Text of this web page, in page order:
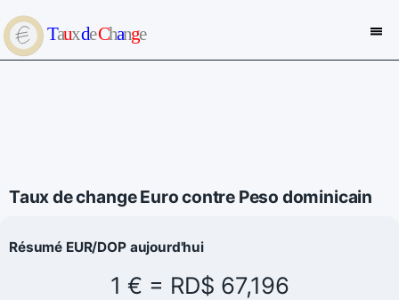
Taux de change Euro contre Peso dominicain
Résumé EUR/DOP aujourd'hui
1 € = RD$ 67,196